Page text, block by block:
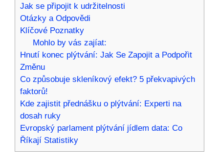
Jak se připojit k udržitelnosti
Otázky a Odpovědi
Klíčové Poznatky
Mohlo by vás zajíat:
Hnutí konec plýtvání: Jak Se Zapojit a Podpořit
Změnu
Co způsobuje skleníkový efekt? 5 překvapivých
faktorů!
Kde zajistit přednášku o plýtvání: Experti na
dosah ruky
Evropský parlament plýtvání jídlem data: Co
Říkají Statistiky